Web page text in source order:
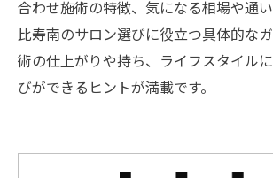
合わせ施術の特徴、気になる相場や通
比寿南のサロン選びに役立つ具体的な
術の仕上がりや持ち、ライフスタイル
びができるヒントが満載です。